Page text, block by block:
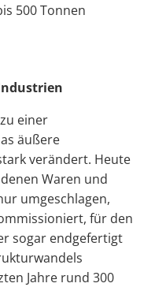
500 Tonnen
einer
äußere
verändert. Heute
Waren und
umgeschlagen,
für den
sogar endgefertigt
Jahre rund 300